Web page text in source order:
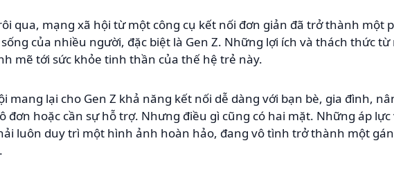
qua, mạng xã hội từ một công cụ kết nối đơn giản đã trở thành một
của nhiều người, đặc biệt là Gen Z. Những lợi ích và thách thức
mẽ tới sức khỏe tinh thần của thế hệ trẻ này.
mang lại cho Gen Z khả năng kết nối dễ dàng với bạn bè, gia đình,
đơn hoặc cần sự hỗ trợ. Nhưng điều gì cũng có hai mặt. Những áp
luôn duy trì một hình ảnh hoàn hảo, đang vô tình trở thành một